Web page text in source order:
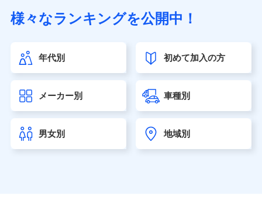
（https://www.sonylife.co.jp）
第一ネオ生命保険株式会社（https://neofirst.co.jp/）
大樹生命保険株式会社（https://www.taiju-life.co.jp）
seimei.co.jp）
チューリッヒ生命保険株式会社
東京海上日動あんしん生命保険株式会社
（https://www.tmn-anshin.co.jp/）
様々なランキングを公開中！
年代別 初めて加入の方
メーカー別 車種別
男女別 地域別